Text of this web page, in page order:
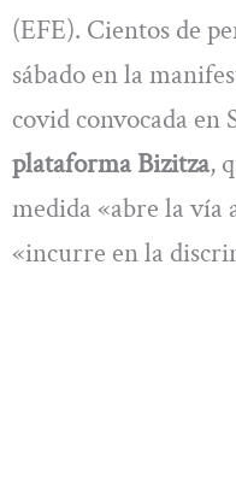
(EFE). Cientos de
sábado en la
covid convocada en
plataforma Bizitza,
medida «abre la vía
«incurre en la